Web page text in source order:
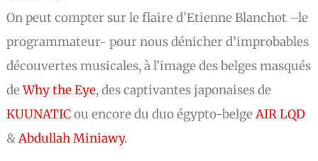
On peut compter sur le flaire d’Etienne Blanchot –le
programmateur- pour nous dénicher d’improbables
découvertes musicales, à l’image des belges masqués
deWhy the Eye, des captivantes japonaises de
KUUNATICou encore du duo égypto-belgeAIR LQD
&Abdullah Miniawy.